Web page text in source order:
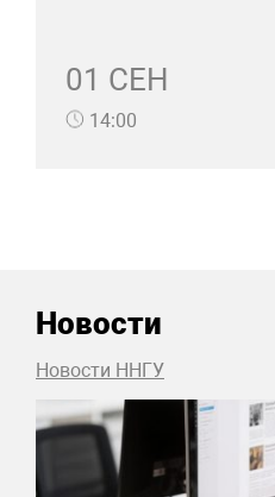
01 СЕН
14:00
Новости
Новости ННГУ